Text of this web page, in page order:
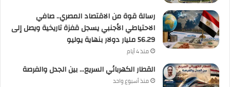
رسالة قوة من الاقتصاد المصري.. صافي
الاحتياطي الأجنبي يسجل قفزة تاريخية ويصل إلى
56.29 مليار دولار بنهاية يوليو
منذ 4 أيام
القطار الكهربائي السريع… بين الجدل والفرصة
منذ أسبوع واحد